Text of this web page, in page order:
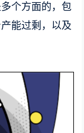
个方面的，包
能过剩，以及